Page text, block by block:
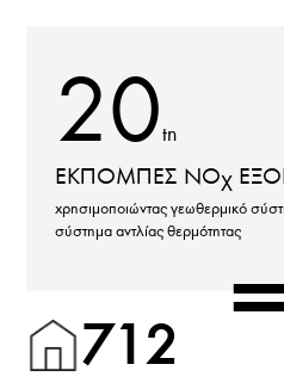
20tn
ΕΚΠΟΜΠΕΣ ΝOX
χρησιμοποιώντας γεωθερμικό
σύστημα αντλίας θερμότητας
712